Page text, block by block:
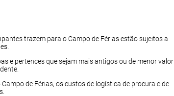
trazem para o Campo de Férias estão sujeitos a
e pertences que sejam mais antigos ou de menor valor
de Férias, os custos de logística de procura e de